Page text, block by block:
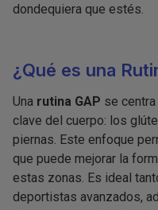
dondequiera que estés.
¿Qué es una
Una rutina GAP se
clave del cuerpo: los
piernas. Este enfoque
que puede mejorar la
estas zonas. Es ideal
deportistas avanzados,